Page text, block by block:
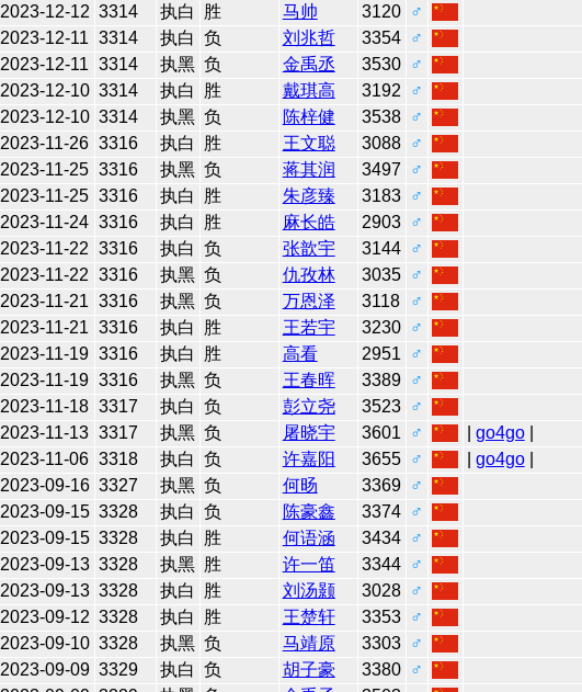
2023-12-12 3314 执白 胜 马帅 3120
♂
2023-12-11 3314 执白 负 刘兆哲 3354
♂
2023-12-11 3314 执黑 负 金禹丞 3530
♂
2023-12-10 3314 执白 胜 戴琪高 3192
♂
2023-12-10 3314 执黑 负 陈梓健 3538
♂
2023-11-26 3316 执白 胜 王文聪 3088
♂
2023-11-25 3316 执黑 负 蒋其润 3497
♂
2023-11-25 3316 执白 胜 朱彦臻 3183
♂
2023-11-24 3316 执白 胜 麻长皓 2903
♂
2023-11-22 3316 执白 负 张歆宇 3144
♂
2023-11-22 3316 执黑 负 仇孜林 3035
♂
2023-11-21 3316 执黑 负 万恩泽 3118
♂
2023-11-21 3316 执白 胜 王若宇 3230
♂
2023-11-19 3316 执白 胜 高看 2951
♂
2023-11-19 3316 执黑 负 王春晖 3389
♂
2023-11-18 3317 执白 负 彭立尧 3523
♂
2023-11-13 3317 执黑 负 屠晓宇 3601 ♂ go4go|
2023-11-06 3318 执白 负 许嘉阳 3655 ♂ go4go|
2023-09-16 3327 执黑 负 何旸 3369
♂
2023-09-15 3328 执白 负 陈豪鑫 3374
♂
2023-09-15 3328 执白 胜 何语涵 3434
♂
2023-09-13 3328 执黑 胜 许一笛 3344
♂
2023-09-13 3328 执白 胜 刘汤颢 3028
♂
2023-09-12 3328 执白 胜 王楚轩 3353
♂
2023-09-10 3328 执黑 负 马靖原 3303
♂
2023-09-09 3329 执白 负 胡子豪 3380
♂